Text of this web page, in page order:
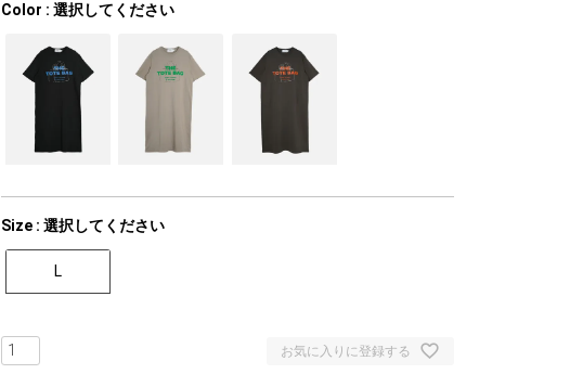
Color 選択してください
Size 選択してください
L
お気に入りに登録する